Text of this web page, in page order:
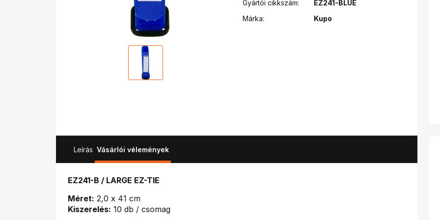
Gyártói cikkszám:
EZ241-BLUE
Márka:
Kupo
Leírás Vásárlói vélemények
EZ241-B / LARGE EZ-TIE
Méret: 2,0 x 41 cm
Kiszerelés: 10 db / csomag